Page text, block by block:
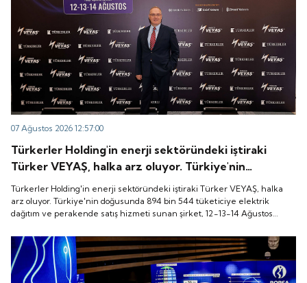
07 Ağustos 2026 12:57:00
Türkerler Holding'in enerji sektöründeki iştiraki
Türker VEYAŞ, halka arz oluyor. Türkiye'nin
doğusunda 894 bin 544 tüketiciye elektrik dağıtım
ve perakende satış hizmeti sunan şirket, 12-13-14
Ağustos tarihleri arasında pay başına 136 TL fiyatla
Türkerler Holding'in enerji sektöründeki iştiraki Türker VEYAŞ, halka
arz oluyor. Türkiye'nin doğusunda 894 bin 544 tüketiciye elektrik
dağıtım ve perakende satış hizmeti sunan şirket, 12-13-14 Ağustos